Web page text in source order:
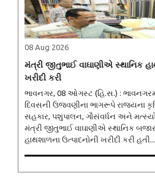
08 Aug 2026
મંત્રી જીતુભાઈ વાઘાણીએ સ્થાનિક
ખરીદી કરી
ભાવનગર, 08 ઓગસ્ટ (હિ.સ.) :
દિવસની ઉજવણીના ભાગરૂપે રાજ્યના
સહકાર, પશુપાલન, ગૌસંવર્ધન અને
મંત્રી જીતુભાઈ વાઘાણીએ સ્થાનિક
હાથશાળના ઉત્પાદનોની ખરીદી કરી હતી...